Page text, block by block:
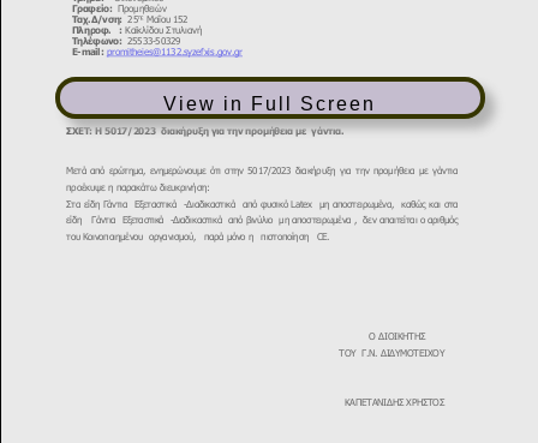
View in Full Screen